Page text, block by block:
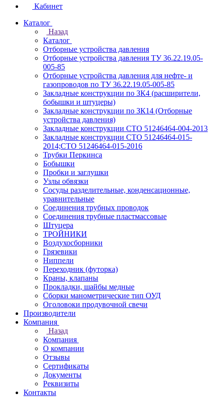
Кабинет
Каталог
Назад
Каталог
Отборные устройства давления
Отборные устройства давления ТУ 36.22.19.05-
005-85
Отборные устройства давления для нефте- и
газопроводов по ТУ 36.22.19.05-005-85
Закладные конструкции по ЗК4 (расширители,
бобышки и штуцеры)
Закладные конструкции по ЗК14 (Отборные
устройства давления)
Закладные конструкции СТО 51246464-004-2013
Закладные конструкции СТО 51246464-015-
2014;СТО 51246464-015-2016
Трубки Перкинса
Бобышки
Пробки и заглушки
Узлы обвязки
Сосуды разделительные, конденсационные,
уравнительные
Соединения трубных проводок
Соединения трубные пластмассовые
Штуцера
ТРОЙНИКИ
Воздухосборники
Грязевики
Ниппели
Переходник (футорка)
Краны, клапаны
Прокладки, шайбы медные
Сборки манометрические тип ОУД
Оголовоки продувочной свечи
Производители
Компания
Назад
Компания
О компании
Отзывы
Сертификаты
Документы
Реквизиты
Контакты